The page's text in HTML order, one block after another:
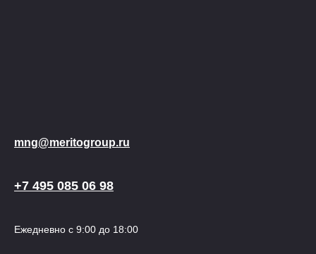
mng@meritogroup.ru
+7 495 085 06 98
Ежедневно с 9:00 до 18:00